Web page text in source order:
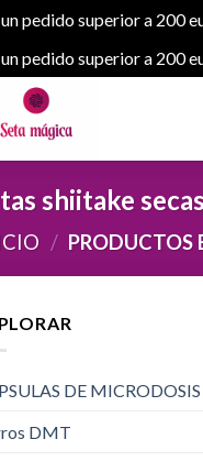
pedido superior a 200
pedido superior a 200
shiitake secas
/ PRODUCTOS
DE MICRODOSIS
DMT